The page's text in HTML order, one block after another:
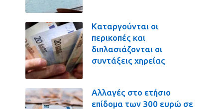
Καταργούνται οι
περικοπές και
διπλασιάζονται οι
συντάξεις χηρείας
Αλλαγές στο ετήσιο
επίδομα των 300 ευρώ σε